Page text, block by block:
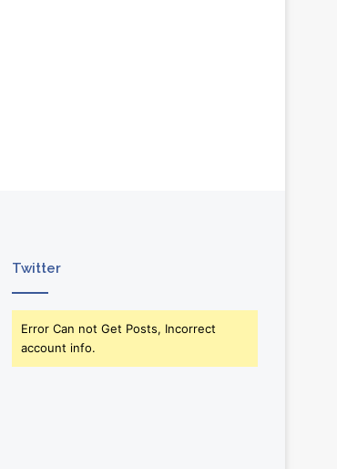
Twitter
Error Can not Get Posts, Incorrect
account info.